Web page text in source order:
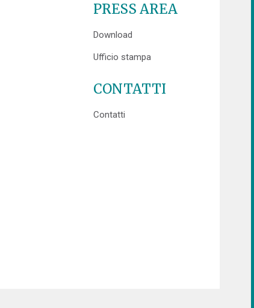
PRESS AREA
Download
Ufficio stampa
CONTATTI
Contatti